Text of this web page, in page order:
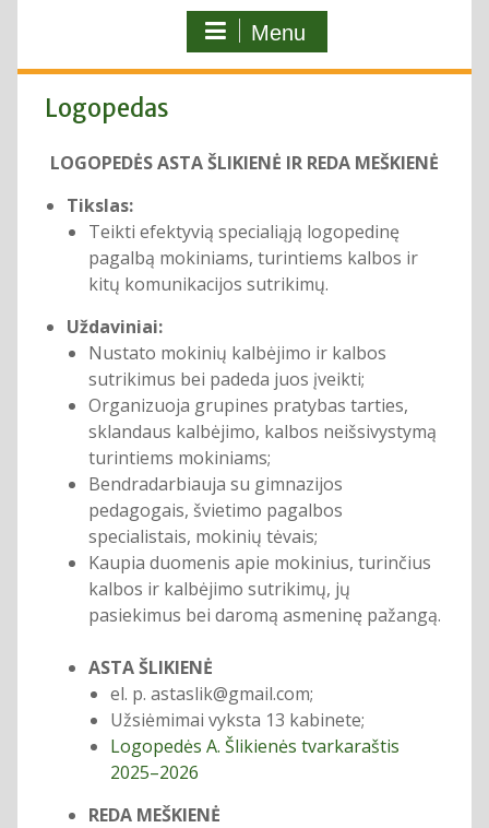
Menu
Logopedas
LOGOPEDĖSASTA ŠLIKIENĖ IR REDA MEŠKIENĖ
Tikslas:
Teikti efektyvią specialiąją logopedinę
pagalbą mokiniams, turintiems kalbos ir
kitų komunikacijos sutrikimų.
Uždaviniai:
Nustato mokinių kalbėjimo ir kalbos
sutrikimus bei padeda juos įveikti;
Organizuoja grupines pratybas tarties,
sklandaus kalbėjimo, kalbos neišsivystymą
turintiems mokiniams;
Bendradarbiauja su gimnazijos
pedagogais, švietimo pagalbos
specialistais, mokinių tėvais;
Kaupia duomenis apie mokinius, turinčius
kalbos ir kalbėjimo sutrikimų, jų
pasiekimus bei daromą asmeninę pažangą.
ASTA ŠLIKIENĖ
el. p. astaslik@gmail.com;
Užsiėmimai vyksta 13 kabinete;
Logopedės A. Šlikienės tvarkaraštis
2025–2026
REDA MEŠKIENĖ